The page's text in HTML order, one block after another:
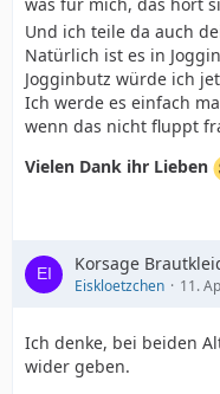
Und ich teile da auch
Natürlich ist es in
Jogginbutz würde ich
Ich werde es einfach
wenn das nicht fluppt
Vielen Dank ihr Lieben
Korsage
Eiskloetzchen 11.
Ich denke, bei beiden
wider geben.